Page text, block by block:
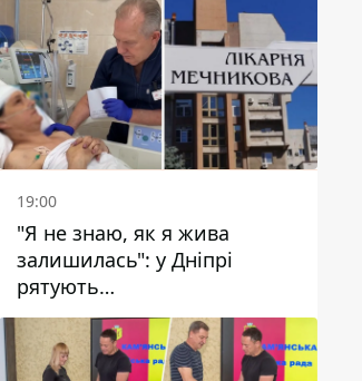
19:00
"Я не знаю, як я жива
залишилась": у Дніпрі
рятують
військовослужбовицю та
мати чотирьох дітей, яку
поранив КАБ